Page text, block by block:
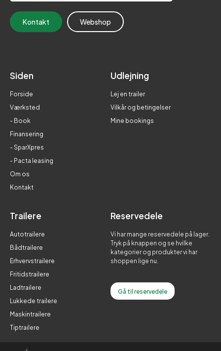
Kontakt Webshop
Siden
Forside
Værksted
- Book
Finansering
- SparXpres
- Pacta leasing
Om os
Kontakt
Udlejning
Lej en trailer
Vilkår og betingelser
Mine bookings
Trailere
Autotrailere
Bådtrailere
Erhvervstrailere
Fritidstrailere
Ladtrailere
Lukkede trailere
Maskintrailere
Tiptrailere
Reservedele
Vi har mange reservedele på lager.
Tryk på knappen og se hvilke
kategorier og produkter vi har
shoppen lige nu.
Gå til reservedele